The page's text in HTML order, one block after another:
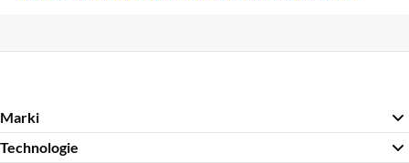
Marki
Technologie